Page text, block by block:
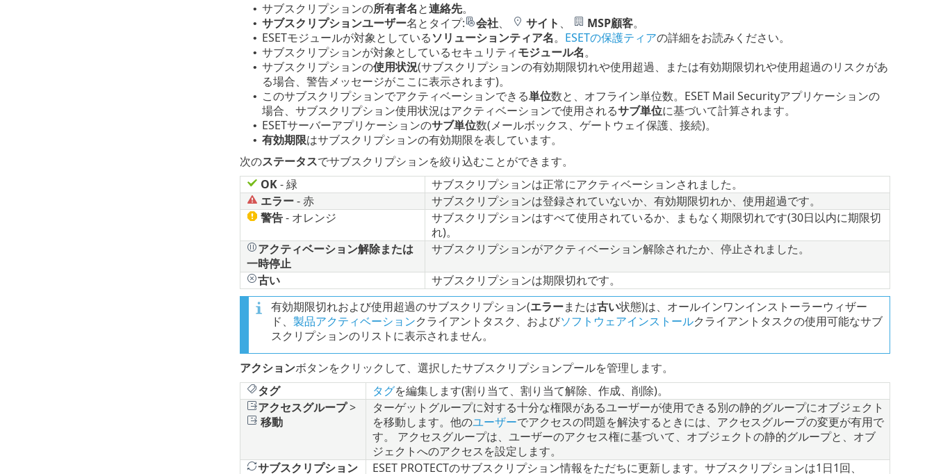
• サブスクリプションの所有者名と連絡先。
• サブスクリプションユーザー名とタイプ: 会社、 サイト 、 MSP顧客。
• ESETモジュールが対象としているソリューションティア名。 ESETの保護ティアの詳細をお読みください。
• サブスクリプションが対象としているセキュリティモジュール名。
• サブスクリプションの使用状況(サブスクリプションの有効期限切れや使用超過、または有効期限切れや使用超過のリスクがあ
る場合、警告メッセージがここに表示されます)。
• このサブスクリプションでアクティベーションできる単位数と、オフライン単位数。ESET Mail Securityアプリケーションの
場合、サブスクリプション使用状況はアクティベーションで使用されるサブ単位に基づいて計算されます。
• ESETサーバーアプリケーションのサブ単位数(メールボックス、ゲートウェイ保護、接続)。
• 有効期限はサブスクリプションの有効期限を表しています。
次のステータスでサブスクリプションを絞り込むことができます。
OK- 緑
サブスクリプションは正常にアクティベーションされました。
エラー- 赤
サブスクリプションは登録されていないか、有効期限切れか、使用超過です。
警告- オレンジ
サブスクリプションはすべて使用されているか、まもなく期限切れです(30日以内に期限切
れ)。
アクティベーション解除または
一時停止
サブスクリプションがアクティベーション解除されたか、停止されました。
古い
サブスクリプションは期限切れです。
有効期限切れおよび使用超過のサブスクリプション(エラーまたは古い状態)は、オールインワンインストーラーウィザー
ド、 製品アクティベーションクライアントタスク、およびソフトウェアインストールクライアントタスクの使用可能なサブ
スクリプションのリストに表示されません。
アクションボタンをクリックして、選択したサブスクリプションプールを管理します。
タグ
タグを編集します(割り当て、割り当て解除、作成、削除)。
アクセスグループ>
移動
ターゲットグループに対する十分な権限があるユーザーが使用できる別の静的グループにオブジェクト
を移動します。他のユーザーでアクセスの問題を解決するときには、アクセスグループの変更が有用で
す。 アクセスグループは、ユーザーのアクセス権に基づいて、オブジェクトの静的グループと、オブ
ジェクトへのアクセスを設定します。
サブスクリプション
ESET PROTECTのサブスクリプション情報をただちに更新します。サブスクリプションは1日1回、